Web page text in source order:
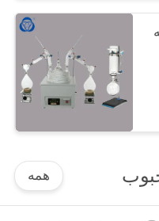
همه